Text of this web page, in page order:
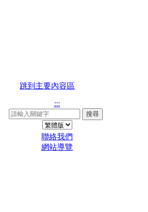
跳到主要內容區
:::
搜尋
聯絡我們
網站導覽